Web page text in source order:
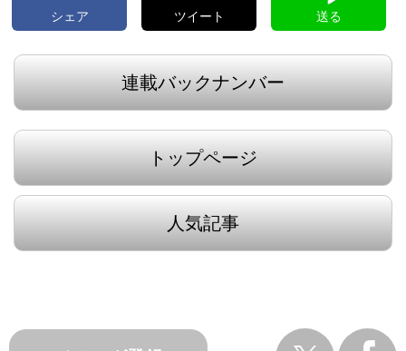
シェア ツイート 送る
連載バックナンバー
トップページ
人気記事